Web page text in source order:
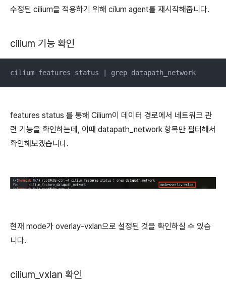
수정된 cilium을 적용하기 위해 cilum agent를 재시작해줍니다.
cilium 기능 확인
cilium features status | grep datapath_network
features status 를 통해 Cilium이 데이터 경로에서 네트워크 관
련 기능을 확인하는데, 이때 datapath_network 항목만 필터해서
확인해보겠습니다.
현재 mode가 overlay-vxlan으로 설정된 것을 확인하실 수 있습
니다.
cilium_vxlan 확인